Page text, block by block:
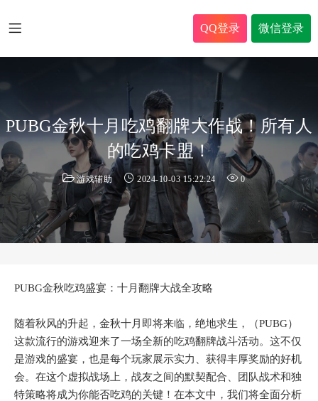
QQ登录 微信登录
PUBG金秋十月吃鸡翻牌大作战！所有人
的吃鸡卡盟！
游戏辅助 2024-10-03 15:22:24 0
PUBG金秋吃鸡盛宴：十月翻牌大战全攻略
随着秋风的升起，金秋十月即将来临，绝地求生，（PUBG）
这款流行的游戏迎来了一场全新的吃鸡翻牌战斗活动。这不仅
是游戏的盛宴，也是每个玩家展示实力、获得丰厚奖励的好机
会。在这个虚拟战场上，战友之间的默契配合、团队战术和独
特策略将成为你能否吃鸡的关键！在本文中，我们将全面分析